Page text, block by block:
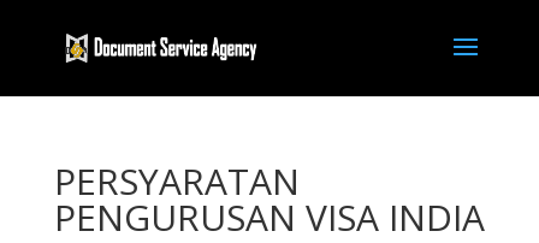
PERSYARATAN
PENGURUSAN VISA INDIA